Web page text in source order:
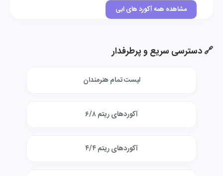
مشاهده همه آکورد های ابی
🔗 دسترسی سریع و پرطرفدار
لیست تمام هنرمندان
آکوردهای ریتم ۶/۸
آکوردهای ریتم ۴/۴